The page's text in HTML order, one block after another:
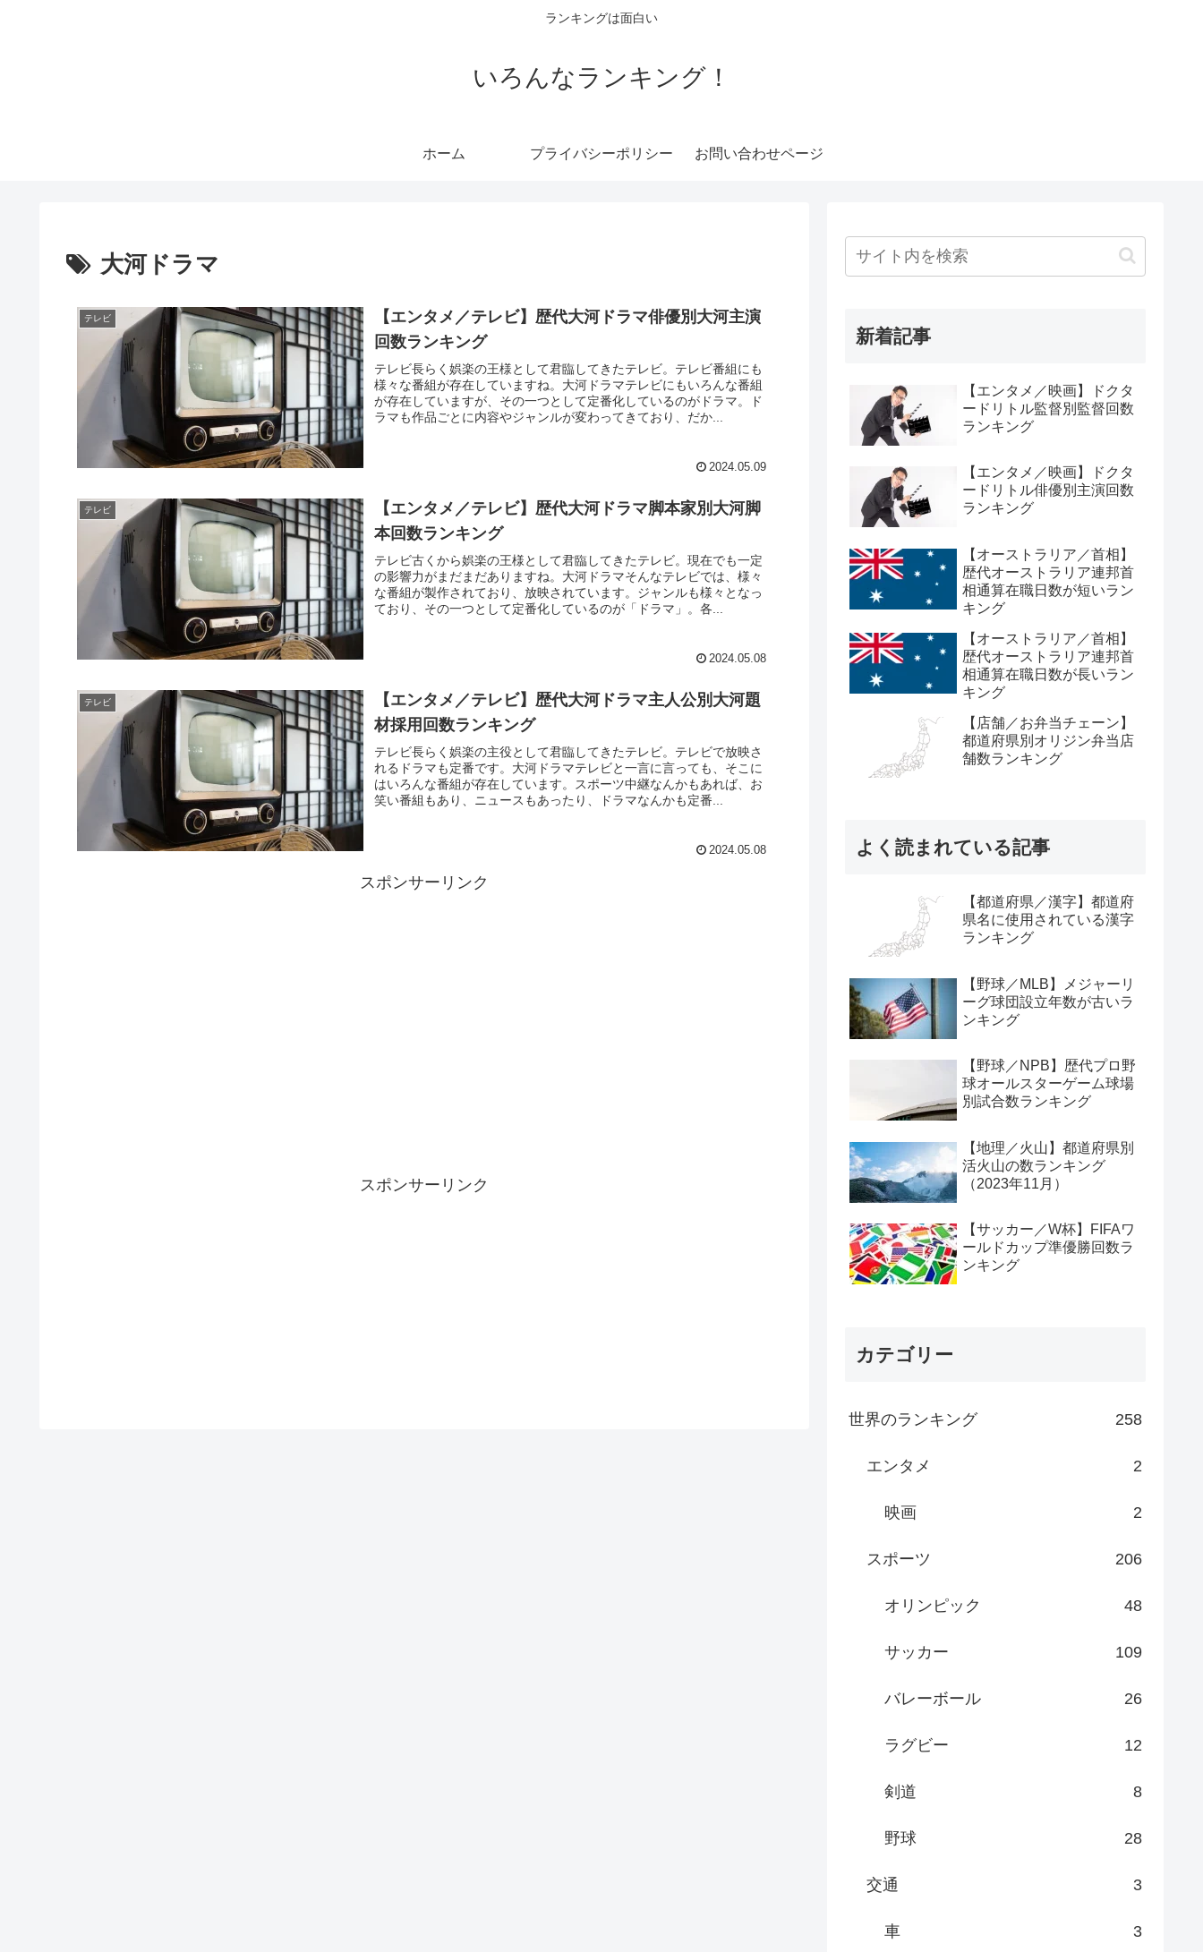
ランキングは面白い
いろんなランキング！
ホーム プライバシーポリシー お問い合わせページ
大河ドラマ
テレビ
【エンタメ／テレビ】歴代大河ドラマ俳優別大河主演
回数ランキング
テレビ長らく娯楽の王様として君臨してきたテレビ。テレビ番組にも
様々な番組が存在していますね。大河ドラマテレビにもいろんな番組
が存在していますが、その一つとして定番化しているのがドラマ。ド
ラマも作品ごとに内容やジャンルが変わってきており、だか...
2024.05.09
テレビ
【エンタメ／テレビ】歴代大河ドラマ脚本家別大河脚
本回数ランキング
テレビ古くから娯楽の王様として君臨してきたテレビ。現在でも一定
の影響力がまだまだありますね。大河ドラマそんなテレビでは、様々
な番組が製作されており、放映されています。ジャンルも様々となっ
ており、その一つとして定番化しているのが「ドラマ」。各...
2024.05.08
テレビ
【エンタメ／テレビ】歴代大河ドラマ主人公別大河題
材採用回数ランキング
テレビ長らく娯楽の主役として君臨してきたテレビ。テレビで放映さ
れるドラマも定番です。大河ドラマテレビと一言に言っても、そこに
はいろんな番組が存在しています。スポーツ中継なんかもあれば、お
笑い番組もあり、ニュースもあったり、ドラマなんかも定番...
2024.05.08
スポンサーリンク
スポンサーリンク
新着記事
【エンタメ／映画】ドクタ
ードリトル監督別監督回数
ランキング
【エンタメ／映画】ドクタ
ードリトル俳優別主演回数
ランキング
【オーストラリア／首相】
歴代オーストラリア連邦首
相通算在職日数が短いラン
キング
【オーストラリア／首相】
歴代オーストラリア連邦首
相通算在職日数が長いラン
キング
【店舗／お弁当チェーン】
都道府県別オリジン弁当店
舗数ランキング
よく読まれている記事
【都道府県／漢字】都道府
県名に使用されている漢字
ランキング
【野球／MLB】メジャーリ
ーグ球団設立年数が古いラ
ンキング
【野球／NPB】歴代プロ野
球オールスターゲーム球場
別試合数ランキング
【地理／火山】都道府県別
活火山の数ランキング
（2023年11月）
【サッカー／W杯】FIFAワ
ールドカップ準優勝回数ラ
ンキング
カテゴリー
世界のランキング 258
エンタメ 2
映画 2
スポーツ 206
オリンピック 48
サッカー 109
バレーボール 26
ラグビー 12
剣道 8
野球 28
交通 3
車 3